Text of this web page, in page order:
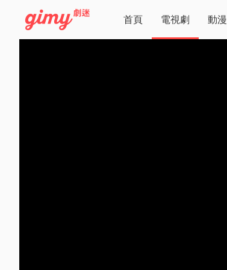
首頁 電視劇 動漫